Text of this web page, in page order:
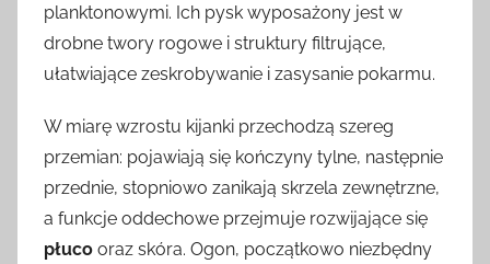
planktonowymi. Ich pysk wyposażony jest w
drobne twory rogowe i struktury filtrujące,
ułatwiające zeskrobywanie i zasysanie pokarmu.
W miarę wzrostu kijanki przechodzą szereg
przemian: pojawiają się kończyny tylne, następnie
przednie, stopniowo zanikają skrzela zewnętrzne,
a funkcje oddechowe przejmuje rozwijające się
płuco oraz skóra. Ogon, początkowo niezbędny